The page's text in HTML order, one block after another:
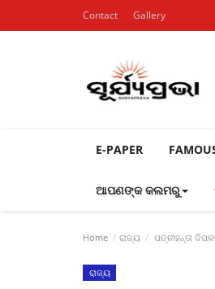
Contact Gallery
E-PAPER
ଆପଣଙ୍କ କଲମରୁ
Home ରାଜ୍ୟ ପତ୍ନୀହନ୍ତା
ରାଜ୍ୟ